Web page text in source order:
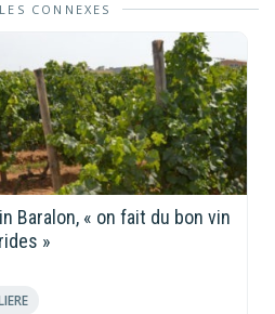
CONNEXES
Baralon, « on fait du bon vin
»